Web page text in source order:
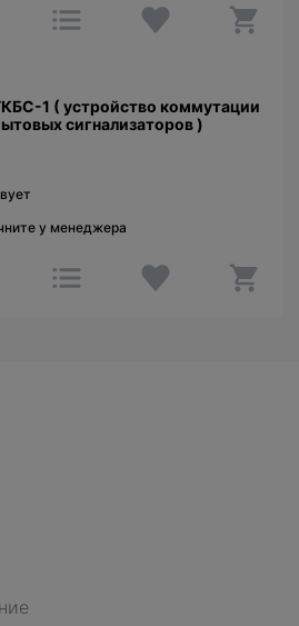
1 ( устройство коммутации
сигнализаторов )
у менеджера